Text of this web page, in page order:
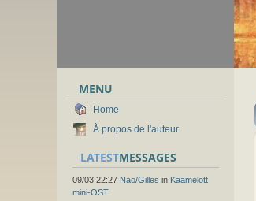
MENU
Home
À propos de l'auteur
LATESTMESSAGES
09/03 22:27 Nao/Gilles in Kaamelott
mini-OST